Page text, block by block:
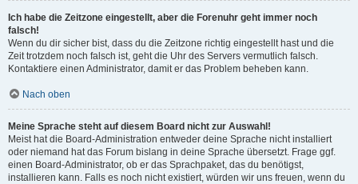
Ich habe die Zeitzone eingestellt, aber die Forenuhr geht immer noch
falsch!
Wenn du dir sicher bist, dass du die Zeitzone richtig eingestellt hast und die
Zeit trotzdem noch falsch ist, geht die Uhr des Servers vermutlich falsch.
Kontaktiere einen Administrator, damit er das Problem beheben kann.
Nach oben
Meine Sprache steht auf diesem Board nicht zur Auswahl!
Meist hat die Board-Administration entweder deine Sprache nicht installiert
oder niemand hat das Forum bislang in deine Sprache übersetzt. Frage ggf.
einen Board-Administrator, ob er das Sprachpaket, das du benötigst,
installieren kann. Falls es noch nicht existiert, würden wir uns freuen, wenn du